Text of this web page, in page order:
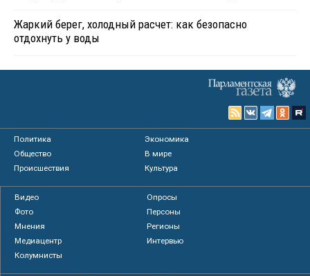
Жаркий берег, холодный расчет: как безопасно
отдохнуть у воды
Политика
Экономика
Общество
В мире
Происшествия
Культура
Видео
Опросы
Фото
Персоны
Мнения
Регионы
Медиацентр
Интервью
Колумнисты